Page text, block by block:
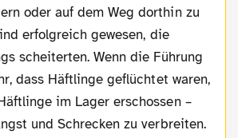
oder auf dem Weg dorthin zu
erfolgreich gewesen, die
scheiterten. Wenn die Führung
dass Häftlinge geflüchtet waren,
im Lager erschossen –
und Schrecken zu verbreiten.